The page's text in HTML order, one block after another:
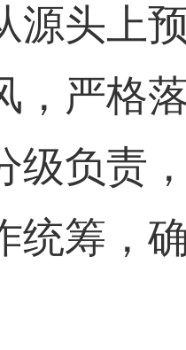
源头上
，严格
级负责
统筹，